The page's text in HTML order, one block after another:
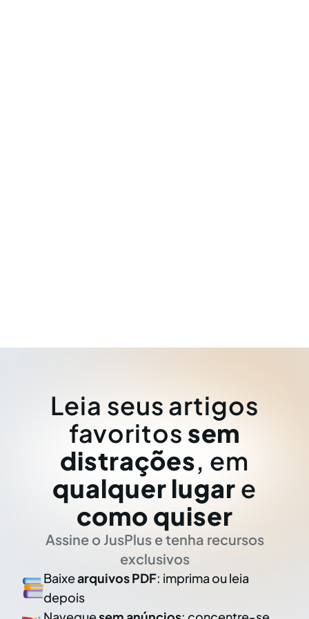
Leia seus artigos
favoritos sem
distrações, em
qualquer lugar e
como quiser
Assine o JusPlus e tenha recursos
exclusivos
Baixearquivos PDF: imprima ou leia
depois